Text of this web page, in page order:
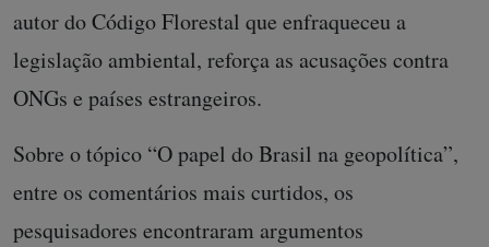
autor do Código Florestal que enfraqueceu a
legislação ambiental, reforça as acusações contra
ONGs e países estrangeiros.
Sobre o tópico “O papel do Brasil na geopolítica”,
entre os comentários mais curtidos, os
pesquisadores encontraram argumentos